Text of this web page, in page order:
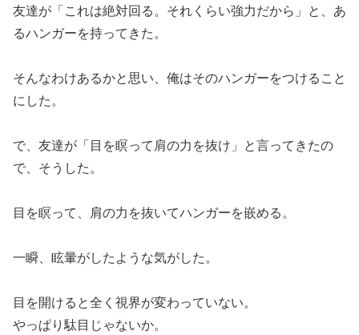
友達が「これは絶対回る。それくらい強力だから」と、あ
るハンガーを持ってきた。
そんなわけあるかと思い、俺はそのハンガーをつけること
にした。
で、友達が「目を瞑って肩の力を抜け」と言ってきたの
で、そうした。
目を瞑って、肩の力を抜いてハンガーを嵌める。
一瞬、眩暈がしたような気がした。
目を開けると全く視界が変わっていない。
やっぱり駄目じゃないか。